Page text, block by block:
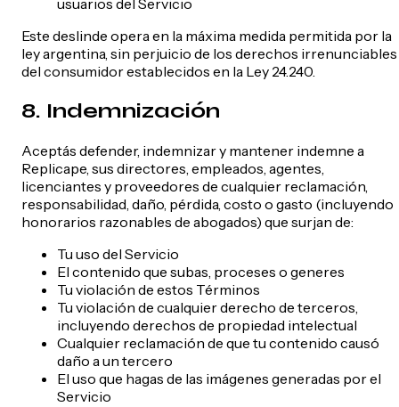
usuarios del Servicio
Este deslinde opera en la máxima medida permitida por la
ley argentina, sin perjuicio de los derechos irrenunciables
del consumidor establecidos en la Ley 24.240.
8. Indemnización
Aceptás defender, indemnizar y mantener indemne a
Replicape, sus directores, empleados, agentes,
licenciantes y proveedores de cualquier reclamación,
responsabilidad, daño, pérdida, costo o gasto (incluyendo
honorarios razonables de abogados) que surjan de:
Tu uso del Servicio
El contenido que subas, proceses o generes
Tu violación de estos Términos
Tu violación de cualquier derecho de terceros,
incluyendo derechos de propiedad intelectual
Cualquier reclamación de que tu contenido causó
daño a un tercero
El uso que hagas de las imágenes generadas por el
Servicio